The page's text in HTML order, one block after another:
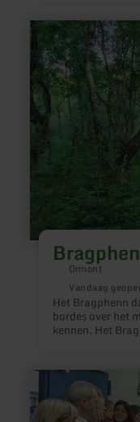
Ormont
Vandaag
Het Bragphenn
bordes over het
kennen. Het
meer
informatie
over:
Bragphenn
(Moeras)
Ormont
meer
informatie
over:
Bezoekerscentrum